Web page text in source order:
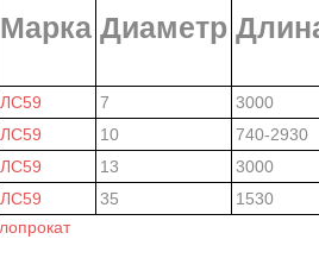
Марка Диаметр
ЛС59 7
3000
ЛС59 10
740-2930
ЛС59 13
3000
ЛС59 35
1530